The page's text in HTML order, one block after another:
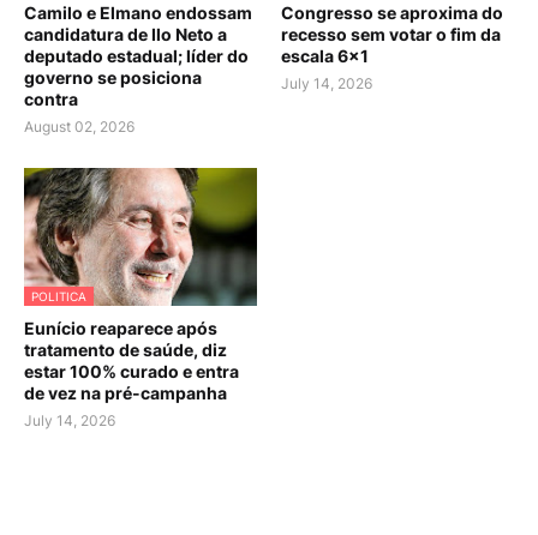
Camilo e Elmano endossam
candidatura de Ilo Neto a
deputado estadual; líder do
governo se posiciona
contra
August 02, 2026
Congresso se aproxima do
recesso sem votar o fim da
escala 6×1
July 14, 2026
POLITICA
Eunício reaparece após
tratamento de saúde, diz
estar 100% curado e entra
de vez na pré-campanha
July 14, 2026